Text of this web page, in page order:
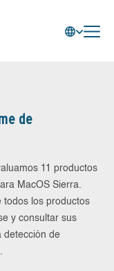
de
11 productos
MacOS Sierra.
todos los productos
y consultar sus
detección de